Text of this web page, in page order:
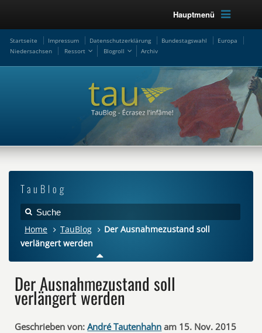
Hauptmenü
Startseite Impressum Datenschutzerklärung Bundestagswahl
Europa
Niedersachsen
Ressort Blogroll Archiv
TauBlog
Home TauBlog
Der Ausnahmezustand soll
verlängert werden
Der Ausnahmezustand soll
verlängert werden
Geschrieben von: André Tautenhahn am 15. Nov. 2015